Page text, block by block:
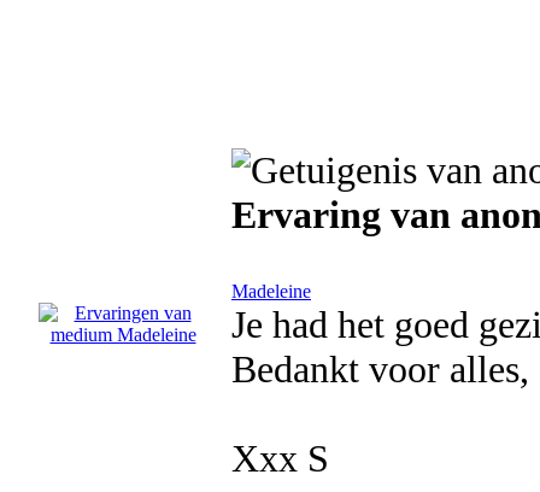
Ervaring van
Madeleine
Je had het goed
Bedankt voor
Xxx S